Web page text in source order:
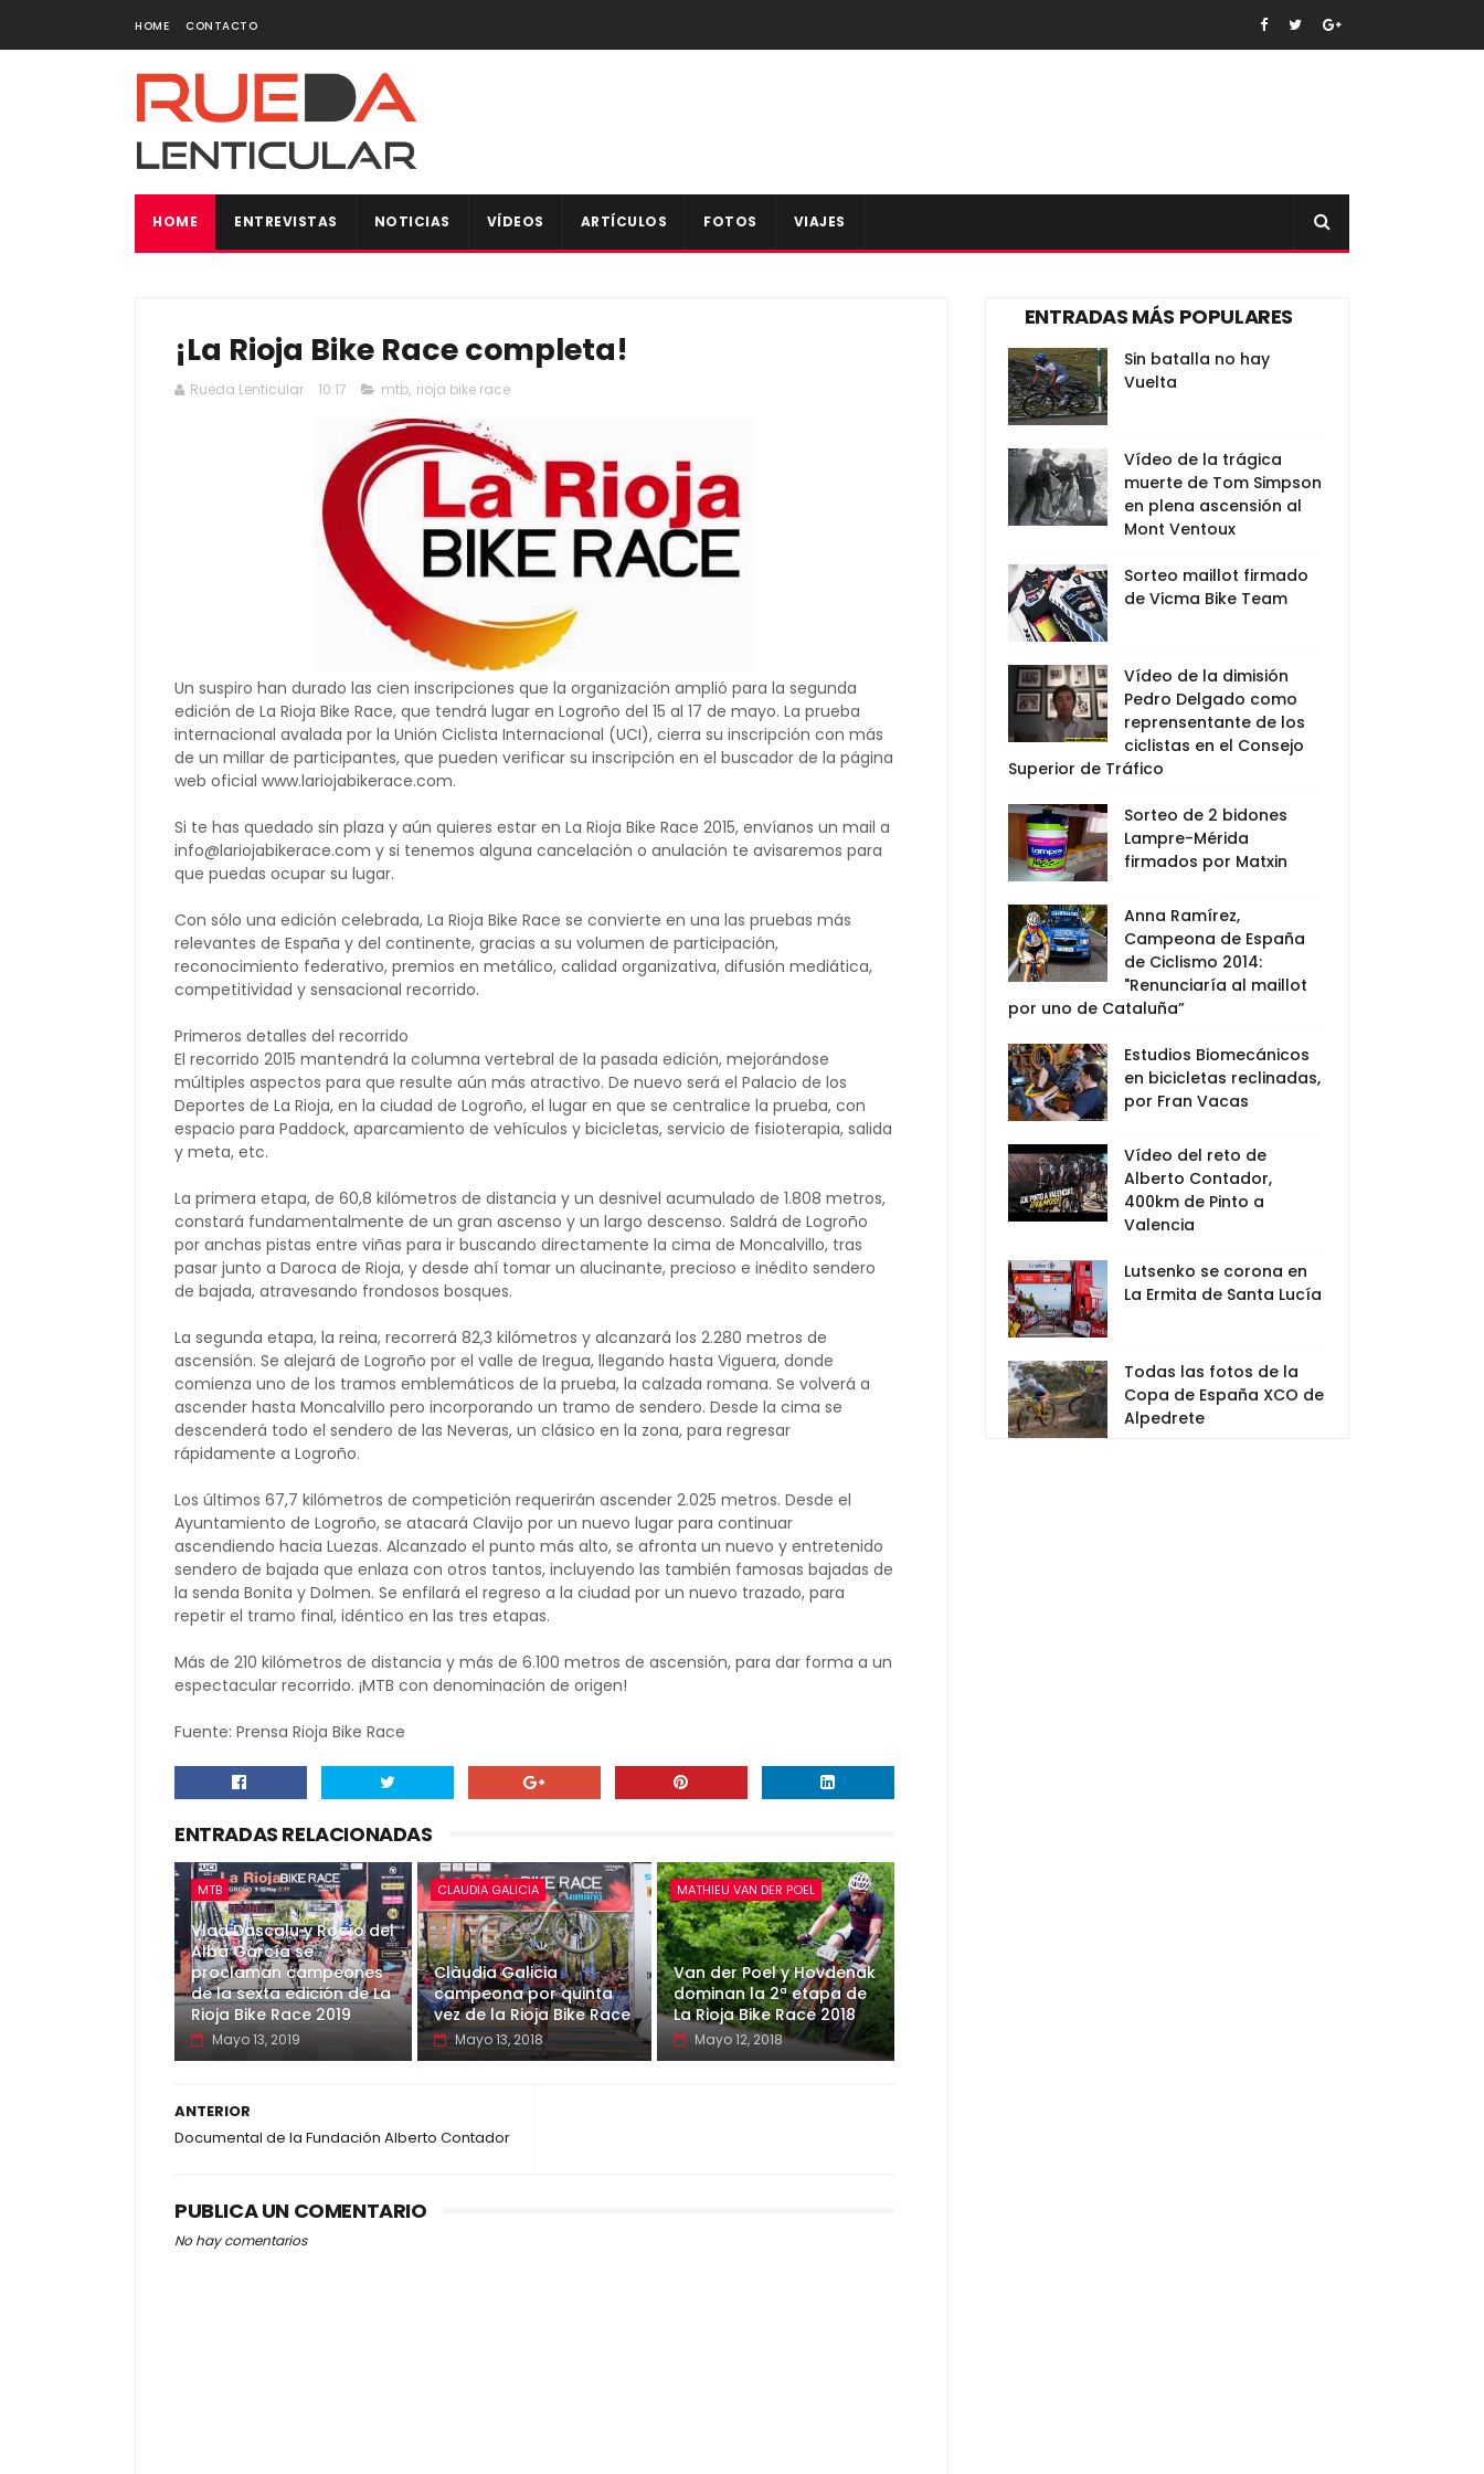
HOME CONTACTO
HOME ENTREVISTAS NOTICIAS VÍDEOS ARTÍCULOS FOTOS VIAJES
¡La Rioja Bike Race completa!
Rueda Lenticular 10:17 mtb, rioja bike race
Un suspiro han durado las cien inscripciones que la organización amplió para la segunda
edición de La Rioja Bike Race, que tendrá lugar en Logroño del 15 al 17 de mayo. La prueba
internacional avalada por la Unión Ciclista Internacional (UCI), cierra su inscripción con más
de un millar de participantes, que pueden verificar su inscripción en el buscador de la página
web oficial www.lariojabikerace.com.
Si te has quedado sin plaza y aún quieres estar en La Rioja Bike Race 2015, envíanos un mail a
info@lariojabikerace.com y si tenemos alguna cancelación o anulación te avisaremos para
que puedas ocupar su lugar.
Con sólo una edición celebrada, La Rioja Bike Race se convierte en una las pruebas más
relevantes de España y del continente, gracias a su volumen de participación,
reconocimiento federativo, premios en metálico, calidad organizativa, difusión mediática,
competitividad y sensacional recorrido.
Primeros detalles del recorrido
El recorrido 2015 mantendrá la columna vertebral de la pasada edición, mejorándose
múltiples aspectos para que resulte aún más atractivo. De nuevo será el Palacio de los
Deportes de La Rioja, en la ciudad de Logroño, el lugar en que se centralice la prueba, con
espacio para Paddock, aparcamiento de vehículos y bicicletas, servicio de fisioterapia, salida
y meta, etc.
La primera etapa, de 60,8 kilómetros de distancia y un desnivel acumulado de 1.808 metros,
constará fundamentalmente de un gran ascenso y un largo descenso. Saldrá de Logroño
por anchas pistas entre viñas para ir buscando directamente la cima de Moncalvillo, tras
pasar junto a Daroca de Rioja, y desde ahí tomar un alucinante, precioso e inédito sendero
de bajada, atravesando frondosos bosques.
La segunda etapa, la reina, recorrerá 82,3 kilómetros y alcanzará los 2.280 metros de
ascensión. Se alejará de Logroño por el valle de Iregua, llegando hasta Viguera, donde
comienza uno de los tramos emblemáticos de la prueba, la calzada romana. Se volverá a
ascender hasta Moncalvillo pero incorporando un tramo de sendero. Desde la cima se
descenderá todo el sendero de las Neveras, un clásico en la zona, para regresar
rápidamente a Logroño.
Los últimos 67,7 kilómetros de competición requerirán ascender 2.025 metros. Desde el
Ayuntamiento de Logroño, se atacará Clavijo por un nuevo lugar para continuar
ascendiendo hacia Luezas. Alcanzado el punto más alto, se afronta un nuevo y entretenido
sendero de bajada que enlaza con otros tantos, incluyendo las también famosas bajadas de
la senda Bonita y Dolmen. Se enfilará el regreso a la ciudad por un nuevo trazado, para
repetir el tramo final, idéntico en las tres etapas.
Más de 210 kilómetros de distancia y más de 6.100 metros de ascensión, para dar forma a un
espectacular recorrido. ¡MTB con denominación de origen!
Fuente: Prensa Rioja Bike Race
ENTRADAS RELACIONADAS
MTB
Vlad Dascalu y Rocío del
Alba García se
proclaman campeones
de la sexta edición de La
Rioja Bike Race 2019
Mayo 13, 2019
CLAUDIA GALICIA
Clàudia Galicia
campeona por quinta
vez de la Rioja Bike Race
Mayo 13, 2018
MATHIEU VAN DER POEL
Van der Poel y Hovdenak
dominan la 2ª etapa de
La Rioja Bike Race 2018
Mayo 12, 2018
ANTERIOR
Documental de la Fundación Alberto Contador
PUBLICA UN COMENTARIO
No hay comentarios
ENTRADAS MÁS POPULARES
Sin batalla no hay
Vuelta
Vídeo de la trágica
muerte de Tom Simpson
en plena ascensión al
Mont Ventoux
Sorteo maillot firmado
de Vicma Bike Team
Vídeo de la dimisión
Pedro Delgado como
reprensentante de los
ciclistas en el Consejo
Superior de Tráfico
Sorteo de 2 bidones
Lampre-Mérida
firmados por Matxin
Anna Ramírez,
Campeona de España
de Ciclismo 2014:
"Renunciaría al maillot
por uno de Cataluña”
Estudios Biomecánicos
en bicicletas reclinadas,
por Fran Vacas
Vídeo del reto de
Alberto Contador,
400km de Pinto a
Valencia
Lutsenko se corona en
La Ermita de Santa Lucía
Todas las fotos de la
Copa de España XCO de
Alpedrete